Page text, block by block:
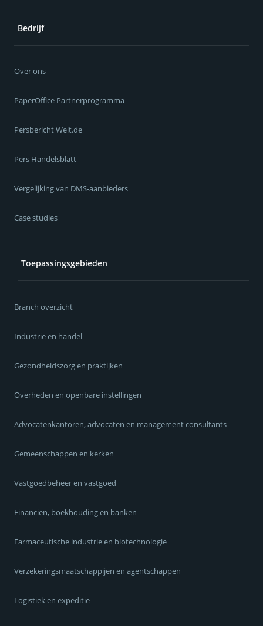
Bedrijf
Over ons
PaperOffice Partnerprogramma
Persbericht Welt.de
Pers Handelsblatt
Vergelijking van DMS-aanbieders
Case studies
Toepassingsgebieden
Branch overzicht
Industrie en handel
Gezondheidszorg en praktijken
Overheden en openbare instellingen
Advocatenkantoren, advocaten en management consultants
Gemeenschappen en kerken
Vastgoedbeheer en vastgoed
Financiën, boekhouding en banken
Farmaceutische industrie en biotechnologie
Verzekeringsmaatschappijen en agentschappen
Logistiek en expeditie